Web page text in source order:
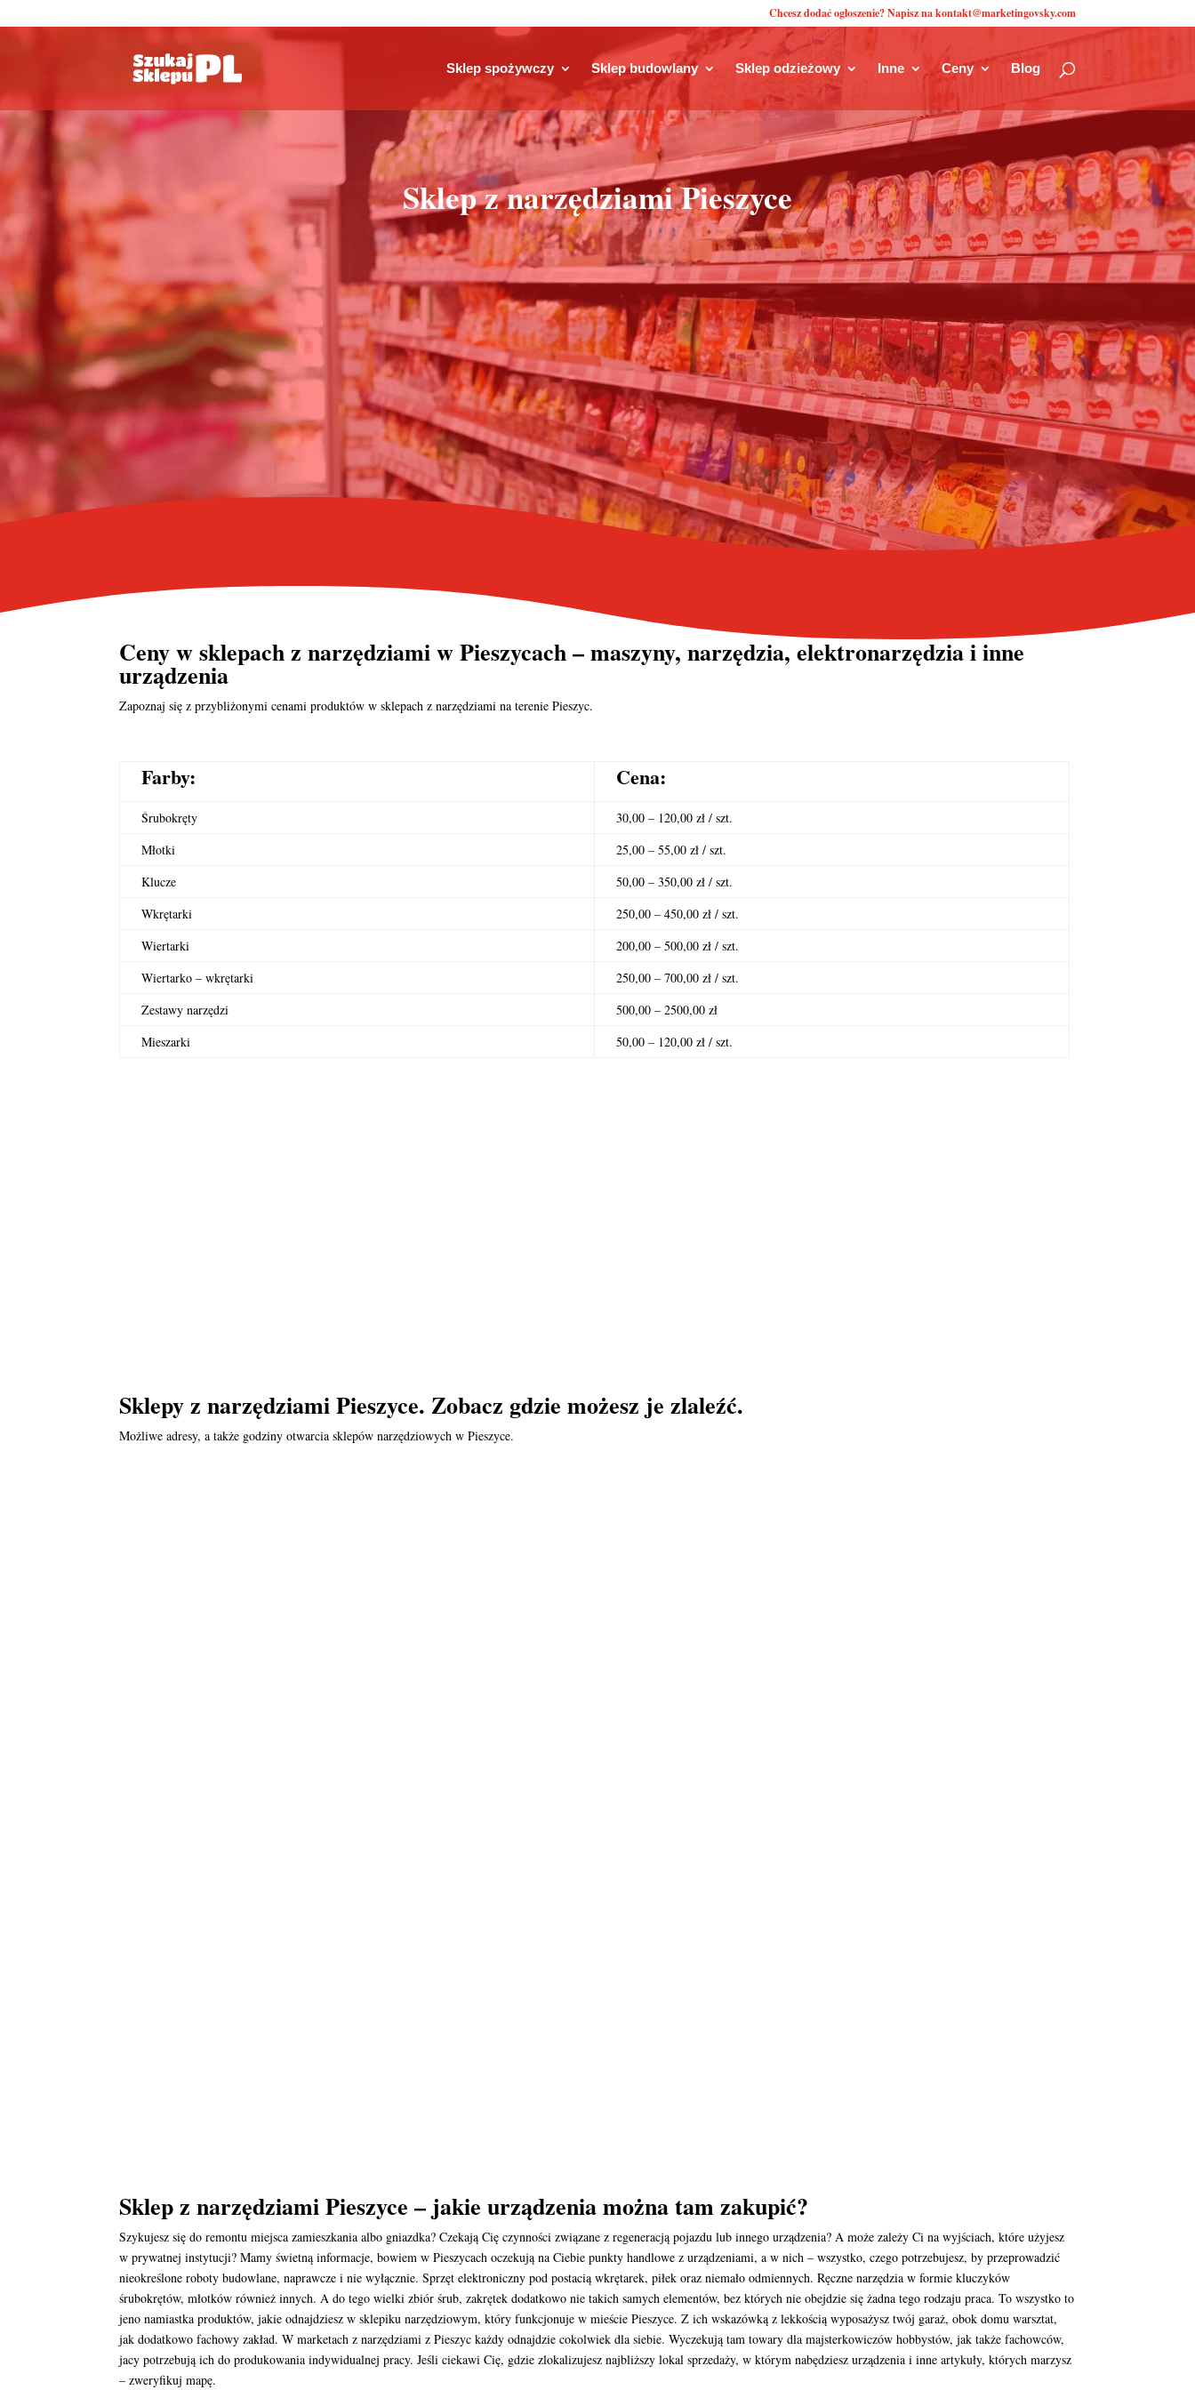
Chcesz dodać ogłoszenie? Napisz na kontakt@marketingovsky.com
Sklep spożywczy Sklep budowlany Sklep odzieżowy Inne Ceny Blog
Sklep z narzędziami Pieszyce
Ceny w sklepach z narzędziami w Pieszycach – maszyny, narzędzia, elektronarzędzia i inne
urządzenia
Zapoznaj się z przybliżonymi cenami produktów w sklepach z narzędziami na terenie Pieszyc.
Farby: Cena:
Śrubokręty
30,00 – 120,00 zł / szt.
Młotki
25,00 – 55,00 zł / szt.
Klucze
50,00 – 350,00 zł / szt.
Wkrętarki
250,00 – 450,00 zł / szt.
Wiertarki
200,00 – 500,00 zł / szt.
Wiertarko – wkrętarki
250,00 – 700,00 zł / szt.
Zestawy narzędzi
500,00 – 2500,00 zł
Mieszarki
50,00 – 120,00 zł / szt.
Sklepy z narzędziami Pieszyce. Zobacz gdzie możesz je zlaleźć.
Możliwe adresy, a także godziny otwarcia sklepów narzędziowych w Pieszyce.
Sklep z narzędziami Pieszyce – jakie urządzenia można tam zakupić?
Szykujesz się do remontu miejsca zamieszkania albo gniazdka? Czekają Cię czynności związane z regeneracją pojazdu lub innego urządzenia? A może zależy Ci na wyjściach, które użyjesz
w prywatnej instytucji? Mamy świetną informacje, bowiem w Pieszycach oczekują na Ciebie punkty handlowe z urządzeniami, a w nich – wszystko, czego potrzebujesz, by przeprowadzić
nieokreślone roboty budowlane, naprawcze i nie wyłącznie. Sprzęt elektroniczny pod postacią wkrętarek, piłek oraz niemało odmiennych. Ręczne narzędzia w formie kluczyków
śrubokrętów, młotków również innych. A do tego wielki zbiór śrub, zakrętek dodatkowo nie takich samych elementów, bez których nie obejdzie się żadna tego rodzaju praca. To wszystko to
jeno namiastka produktów, jakie odnajdziesz w sklepiku narzędziowym, który funkcjonuje w mieście Pieszyce. Z ich wskazówką z lekkością wyposażysz twój garaż, obok domu warsztat,
jak dodatkowo fachowy zakład. W marketach z narzędziami z Pieszyc każdy odnajdzie cokolwiek dla siebie. Wyczekują tam towary dla majsterkowiczów hobbystów, jak także fachowców,
jacy potrzebują ich do produkowania indywidualnej pracy. Jeśli ciekawi Cię, gdzie zlokalizujesz najbliższy lokal sprzedaży, w którym nabędziesz urządzenia i inne artykuły, których marzysz
– zweryfikuj mapę.